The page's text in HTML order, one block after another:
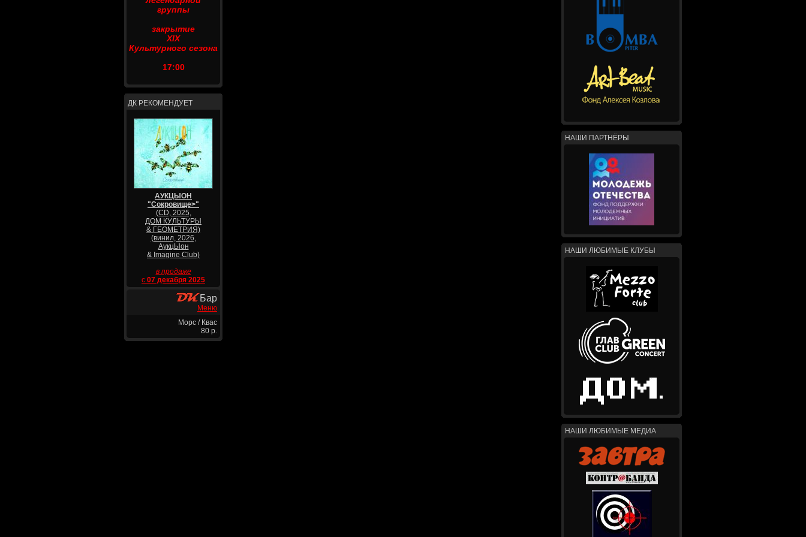
группы
закрытие
XIX
Культурного сезона
17:00
ДК РЕКОМЕНДУЕТ
АУКЦЫОН
"Сокровище>"
(CD, 2025,
ДОМ КУЛЬТУРЫ
& ГЕОМЕТРИЯ)
(винил, 2026,
АукцЫон
& Imagine Club)
в продаже
с 07 декабря 2025
Бар
Меню
Морс / Квас
80 р.
НАШИ ПАРТНЁРЫ
НАШИ ЛЮБИМЫЕ КЛУБЫ
НАШИ ЛЮБИМЫЕ МЕДИА